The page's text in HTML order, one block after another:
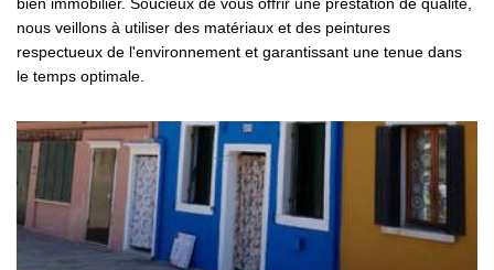
nous veillons à utiliser des matériaux et des peintures
respectueux de l'environnement et garantissant une tenue dans
le temps optimale.